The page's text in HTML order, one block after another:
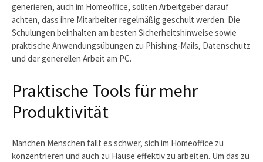
generieren, auch im Homeoffice, sollten Arbeitgeber darauf
achten, dass ihre Mitarbeiter regelmäßig geschult werden. Die
Schulungen beinhalten am besten Sicherheitshinweise sowie
praktische Anwendungsübungen zu Phishing-Mails, Datenschutz
und der generellen Arbeit am PC.
Praktische Tools für mehr
Produktivität
Manchen Menschen fällt es schwer, sich im Homeoffice zu
konzentrieren und auch zu Hause effektiv zu arbeiten. Um das zu